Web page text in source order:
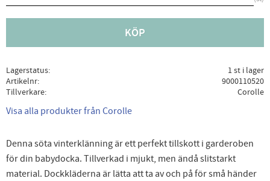
KÖP
Lagerstatus
1 st i lager
Artikelnr
9000110520
Tillverkare
Corolle
Visa alla produkter från Corolle
Denna söta vinterklänning är ett perfekt tillskott i garderoben
för din babydocka. Tillverkad i mjukt, men ändå slitstarkt
material. Dockkläderna är lätta att ta av och på för små händer